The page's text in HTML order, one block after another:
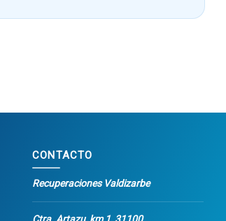
CONTACTO
Recuperaciones Valdizarbe